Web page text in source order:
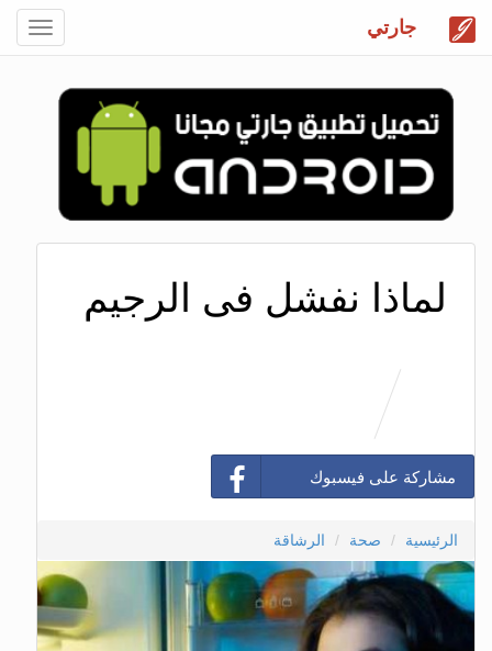
جارتي
لماذا نفشل فى الرجيم
مشاركة على فيسبوك
الرئيسية صحة الرشاقة